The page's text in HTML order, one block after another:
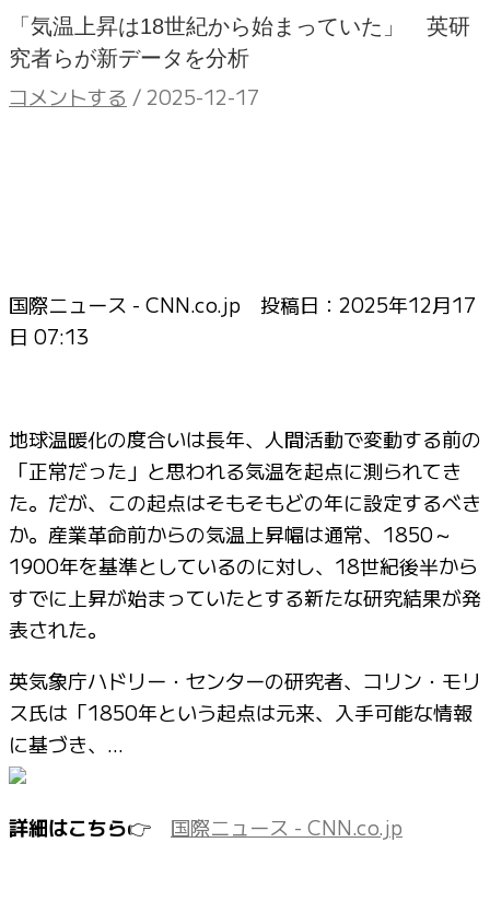
「気温上昇は18世紀から始まっていた」 英研
究者らが新データを分析
コメントする / 2025-12-17
国際ニュース - CNN.co.jp 投稿日： 2025年12月17
日 07:13
地球温暖化の度合いは長年、人間活動で変動する前の
「正常だった」と思われる気温を起点に測られてき
た。だが、この起点はそもそもどの年に設定するべき
か。産業革命前からの気温上昇幅は通常、1850～
1900年を基準としているのに対し、18世紀後半から
すでに上昇が始まっていたとする新たな研究結果が発
表された。
英気象庁ハドリー・センターの研究者、コリン・モリ
ス氏は「1850年という起点は元来、入手可能な情報
に基づき、…
詳細はこちら👉 国際ニュース - CNN.co.jp